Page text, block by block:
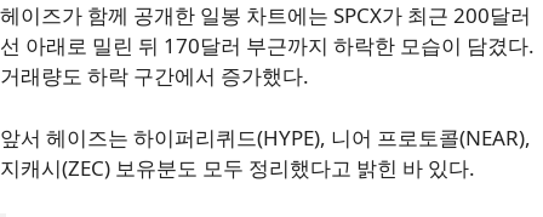
헤이즈가 함께 공개한 일봉 차트에는 SPCX가 최근 200달러
선 아래로 밀린 뒤 170달러 부근까지 하락한 모습이 담겼다.
거래량도 하락 구간에서 증가했다.
앞서 헤이즈는 하이퍼리퀴드(HYPE), 니어 프로토콜(NEAR),
지캐시(ZEC) 보유분도 모두 정리했다고 밝힌 바 있다.